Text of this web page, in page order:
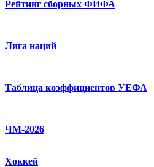
Рейтинг сборных ФИФА
Лига наций
Таблица коэффициентов УЕФА
ЧМ-2026
Хоккей